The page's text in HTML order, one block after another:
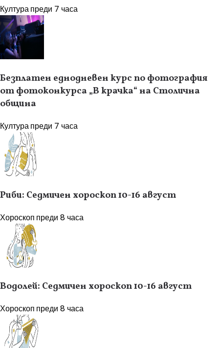
Културапреди 7 часа
Безплатен еднодневен курс по фотография
от фотоконкурса „В крачка“ на Столична
община
Културапреди 7 часа
Риби: Седмичен хороскоп 10-16 август
Хороскоп преди 8 часа
Водолей: Седмичен хороскоп 10-16 август
Хороскоп преди 8 часа